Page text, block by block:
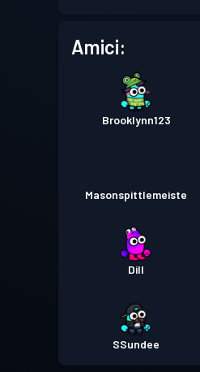
Pass Battaglia
Amici:
Brooklynn123
Masonspittlemeiste
Dill
SSundee